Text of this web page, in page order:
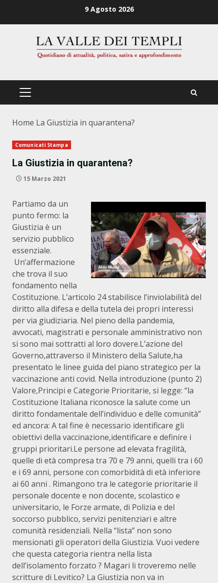
9 Agosto 2026
PRIMÄRES
Home La Giustizia in quarantena?
Comunicati Stampa
La Giustizia in quarantena?
15 Marzo 2021
Partiamo da un
punto fermo: la
Giustizia è un
servizio pubblico
essenziale.
Un’affermazione
che trova il suo
fondamento nella
Costituzione. L’articolo 24 stabilisce l’inviolabilità del
diritto alla difesa e della tutela dei propri interessi
per via giudiziaria. Nel pieno della pandemia,
avvocati, magistrati e personale amministrativo non
si sono mai sottratti al loro dovere.L’azione del
Governo,attraverso il Ministero della Salute,ha
presentato le linee guida del piano strategico per la
vaccinazione anti covid. Nella introduzione (punto 2)
Valore,Principi e Categorie Prioritarie, si legge: “la
Costituzione Italiana riconosce la salute come un
diritto fondamentale dell’individuo e delle comunità”
ed ancora: A tal fine è necessario identificare gli
obiettivi della vaccinazione,identificare e definire i
gruppi prioritari.Le persone ad elevata fragilità,
quelle di età compresa tra 70 e 79 anni, quelli tra i 60
e i 69 anni, persone con comorbidità di età inferiore
ai 60 anni . Rimangono tra le categorie prioritarie il
personale docente e non docente, scolastico e
universitario, le Forze armate, di Polizia e del
soccorso pubblico, servizi penitenziari e altre
comunità residenziali. Nella “lista” non sono
mensionati gli operatori della Giustizia. Vuoi vedere
che questa categoria rientra nella lista
dell’isolamento forzato ? Magari li troveremo nelle
scritture di Levitico? La Giustizia non va in